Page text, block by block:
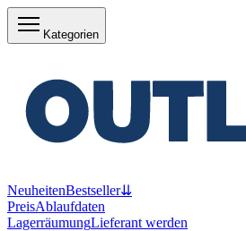
Kategorien
NeuheitenBestseller⇊
PreisAblaufdaten
LagerräumungLieferant werden